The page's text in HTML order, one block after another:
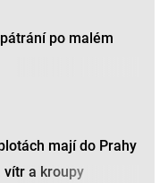
po malém
mají do Prahy
vítr a kroupy